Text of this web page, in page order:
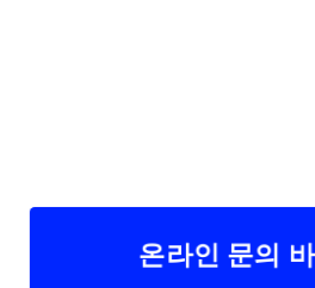
온라인 문의